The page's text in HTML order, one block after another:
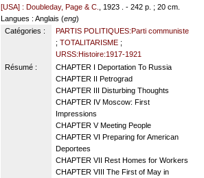
[USA] : Doubleday, Page & C.
, 1923 . - 242 p. ; 20 cm.
Langues : Anglais (eng)
Catégories :
PARTIS POLITIQUES:Parti communiste
; TOTALITARISME;
URSS:Histoire:1917-1921
Résumé :
CHAPTER I Deportation To Russia
CHAPTER II Petrograd
CHAPTER III Disturbing Thoughts
CHAPTER IV Moscow: First
Impressions
CHAPTER V Meeting People
CHAPTER VI Preparing for American
Deportees
CHAPTER VII Rest Homes for Workers
CHAPTER VIII The First of May in